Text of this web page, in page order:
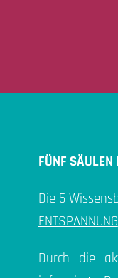
FÜNF SÄULEN
Die 5
ENTSPANNUNG
Durch die